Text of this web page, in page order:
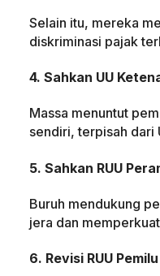
Selain itu, mereka
diskriminasi pajak
4. Sahkan UU
Massa menuntut
sendiri, terpisah dari
5. Sahkan RUU
Buruh mendukung
jera dan
6. Revisi RUU